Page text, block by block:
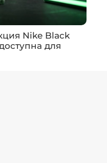
Nike Black
для